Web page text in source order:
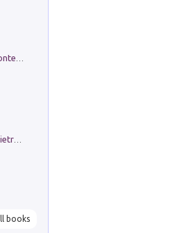
in alto! Livello A1. Con CD-Audio. Con Contenuto digitale per accesso on line
books